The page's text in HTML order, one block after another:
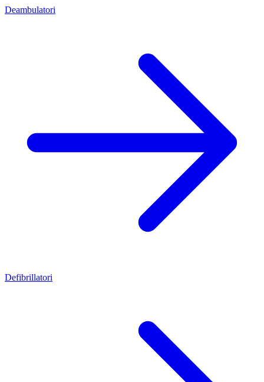
Deambulatori
Defibrillatori